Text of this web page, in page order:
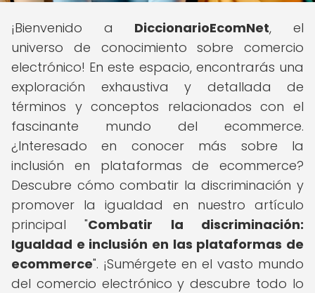
¡Bienvenido a DiccionarioEcomNet, el
universo de conocimiento sobre comercio
electrónico! En este espacio, encontrarás una
exploración exhaustiva y detallada de
términos y conceptos relacionados con el
fascinante mundo del ecommerce.
¿Interesado en conocer más sobre la
inclusión en plataformas de ecommerce?
Descubre cómo combatir la discriminación y
promover la igualdad en nuestro artículo
principal "Combatir la discriminación:
Igualdad e inclusión en las plataformas de
ecommerce". ¡Sumérgete en el vasto mundo
del comercio electrónico y descubre todo lo